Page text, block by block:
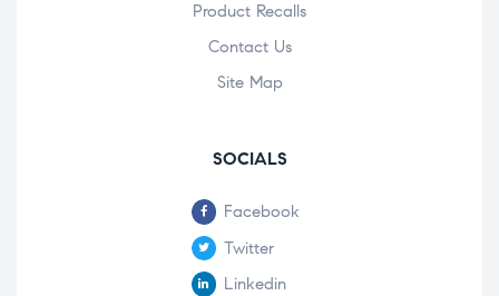
Product Recalls
Contact Us
Site Map
SOCIALS
Facebook
Twitter
Linkedin